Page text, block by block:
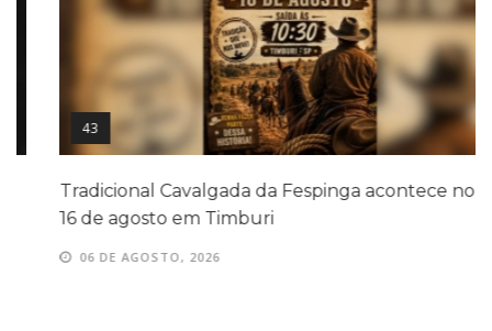
Tradicional Cavalgada da Fespinga acontece no dia
16 de agosto em Timburi
06 DE AGOSTO, 2026